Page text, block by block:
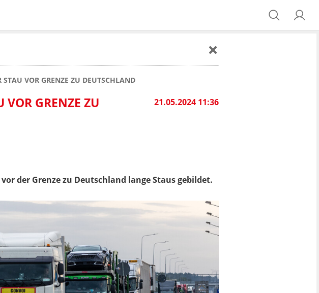
VOR GRENZE ZU DEUTSCHLAND
21.05.2024 11:36
GRENZE ZU
der Grenze zu Deutschland lange Staus gebildet.